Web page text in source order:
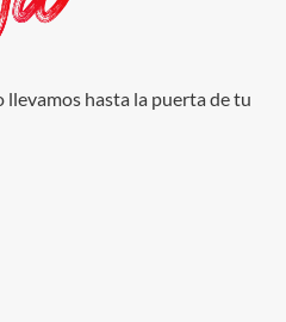
llevamos hasta la puerta de tu